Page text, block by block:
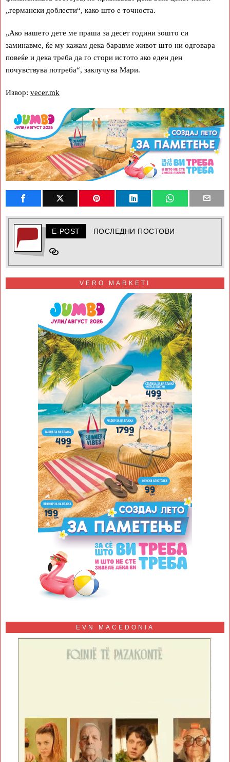
„германски доблести“, како што е точноста.
„Ако нашето дете ме праша за десет години зошто си
заминавме, ќе му кажам дека баравме живот што ни одговара
повеќе и дека треба да го стори истото ако еден ден
почувствува потреба“, заклучува Мари.
Извор: vecer.mk
E-POST ПОСЛЕДНИ ПОСТОВИ
VERO MARKETI
EVN MACEDONIA